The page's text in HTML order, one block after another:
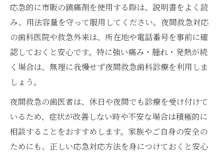
応急的に市販の鎮痛剤を使用する際は、説明書をよく読
み、用法容量を守って服用してください。夜間救急対応
の歯科医院や救急外来は、所在地や電話番号を事前に確
認しておくと安心です。特に強い痛み・腫れ・発熱が続
く場合は、無理に我慢せず夜間救急歯科診療を利用しま
しょう。
夜間救急の歯医者は、休日や夜間でも診療を受け付けて
いるため、症状が改善しない時や不安な場合は積極的に
相談することをおすすめします。家族やご自身の安全の
ためにも、正しい応急対応方法を身につけておくと安心